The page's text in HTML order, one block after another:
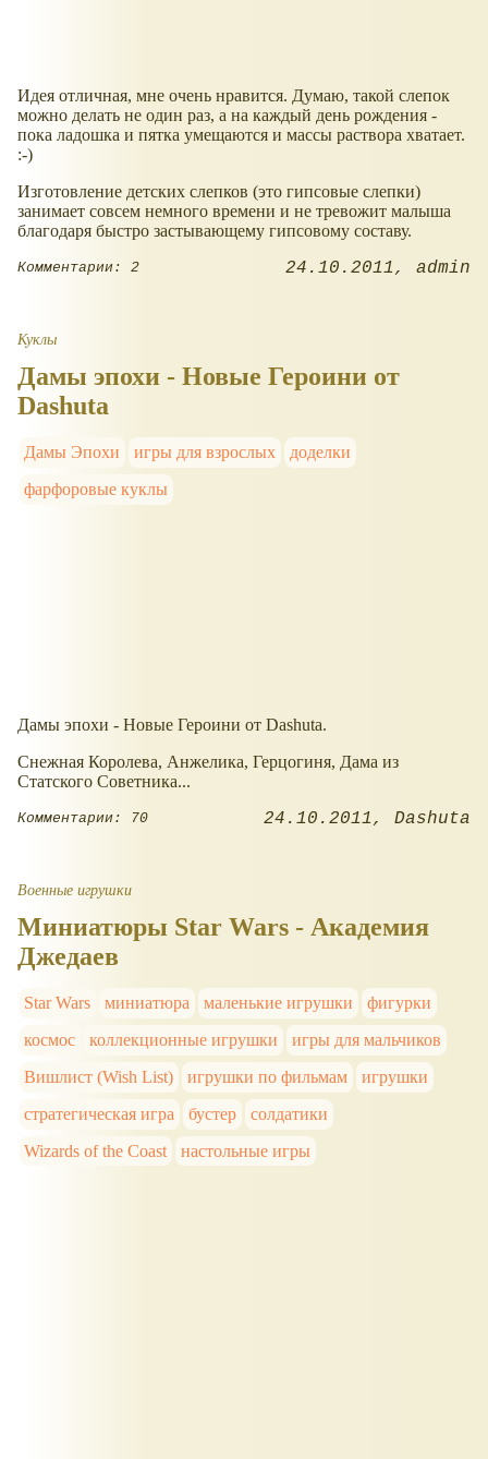
Идея отличная, мне очень нравится. Думаю, такой слепок
можно делать не один раз, а на каждый день рождения -
пока ладошка и пятка умещаются и массы раствора хватает.
:-)
Изготовление детских слепков (это гипсовые слепки)
занимает совсем немного времени и не тревожит малыша
благодаря быстро застывающему гипсовому составу.
Комментарии: 2 24.10.2011 admin
Куклы
Дамы эпохи - Новые Героини от
Dashuta
Дамы Эпохи игры для взрослых
доделки
фарфоровые куклы
Дамы эпохи - Новые Героини от Dashuta.
Снежная Королева, Анжелика, Герцогиня, Дама из
Статского Советника...
Комментарии: 70 24.10.2011 Dashuta
Военные игрушки
Миниатюры Star Wars - Академия
Джедаев
Star Wars миниатюра маленькие игрушки
фигурки
космос
коллекционные игрушки
игры для мальчиков
Вишлист (Wish List)
игрушки по фильмам
игрушки
стратегическая игра
бустер
солдатики
Wizards of the Coast
настольные игры